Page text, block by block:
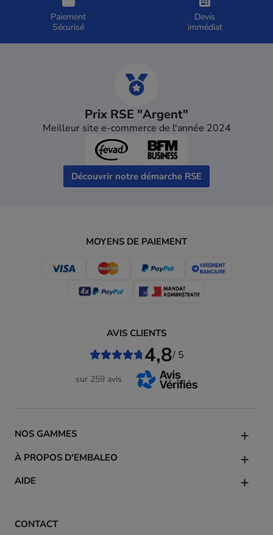
Paiement
Sécurisé
Devis
immédiat
Prix RSE "Argent"
Meilleur site e-commerce de l'année 2024
Découvrir notre démarche RSE
MOYENS DE PAIEMENT
CONTACT
NOS GAMMES
À PROPOS D'EMBALEO
AIDE
AVIS CLIENTS
4,8/ 5
sur 259 avis